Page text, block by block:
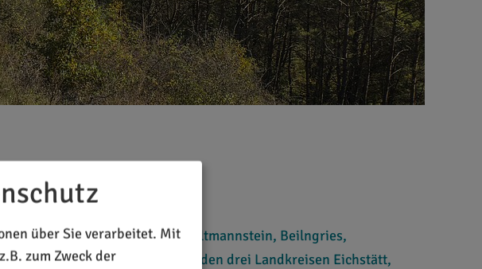
der zwölf Gemeinden Altmannstein, Beilngries,
Titting und Walting in den drei Landkreisen Eichstätt,
über Sie verarbeitet. Mit
zum Zweck der